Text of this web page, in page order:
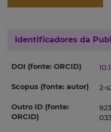
Identificadores da
DOI (fonte: ORCID)
Scopus (fonte: autor) 2-
Outro ID (fonte:
ORCID)